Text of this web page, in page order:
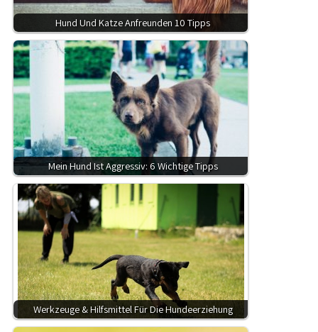
Hund Und Katze Anfreunden 10 Tipps
Mein Hund Ist Aggressiv: 6 Wichtige Tipps
Werkzeuge & Hilfsmittel Für Die Hundeerziehung